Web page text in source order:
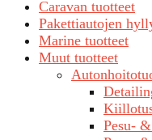
Caravan tuotteet
Pakettiautojen
Marine tuotteet
Muut tuotteet
Pesu-